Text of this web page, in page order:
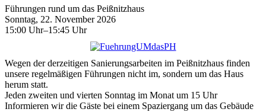
Führungen rund um das Peißnitzhaus
Sonntag, 22. November 2026
15:00 Uhr–15:45 Uhr
Wegen der derzeitigen Sanierungsarbeiten im Peißnitzhaus finden
unsere regelmäßigen Führungen nicht im, sondern um das Haus
herum statt.
Jeden zweiten und vierten Sonntag im Monat um 15 Uhr
Informieren wir die Gäste bei einem Spaziergang um das Gebäude